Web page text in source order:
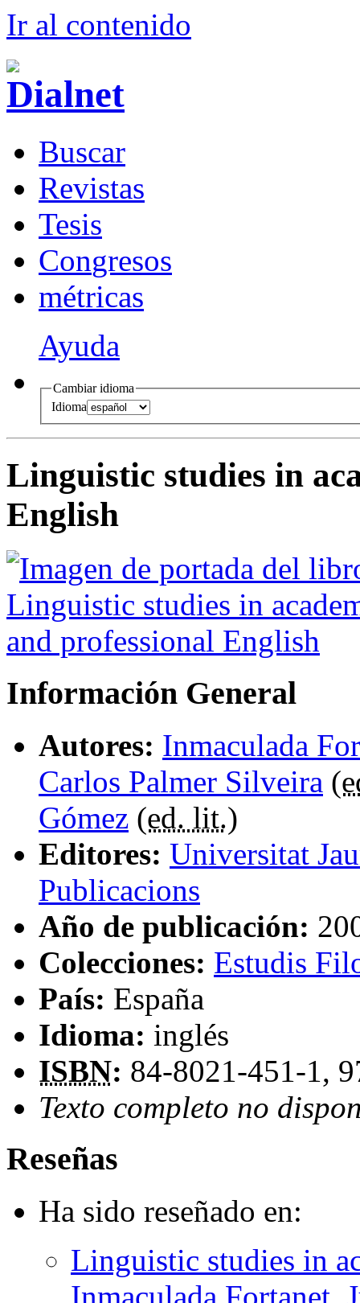
Ir al contenido
Buscar
Revistas
Tesis
Congresos
métricas
Ayuda
Cambiar idioma
Idioma
Linguistic studies in
English
Información General
Autores: Inmaculada
Carlos Palmer Silveira (
Gómez (ed. lit.)
Editores: Universitat
Publicacions
Año de publicación:
Colecciones: Estudis
País: España
Idioma: inglés
ISBN: 84-8021-451-1,
Texto completo no
Reseñas
Ha sido reseñado en:
Linguistic studies in